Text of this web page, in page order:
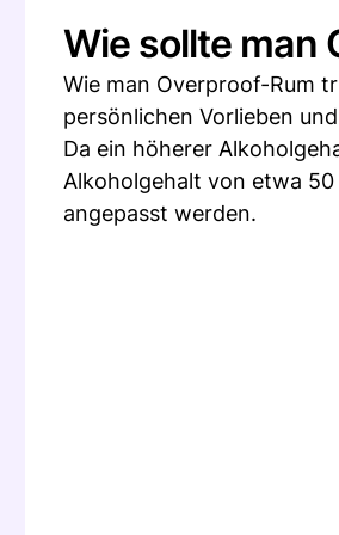
Wie sollte man
Wie man Overproof-Rum
persönlichen Vorlieben
Da ein höherer
Alkoholgehalt von etwa 50
angepasst werden.